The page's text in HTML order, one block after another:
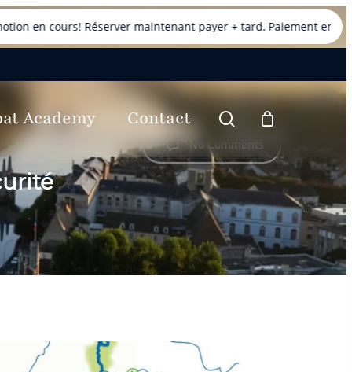
Réserver maintenant payer + tard, Paiement en 4x avec
Academy Contact search
No Comments